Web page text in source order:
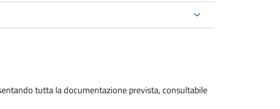
tutta la documentazione prevista, consultabile